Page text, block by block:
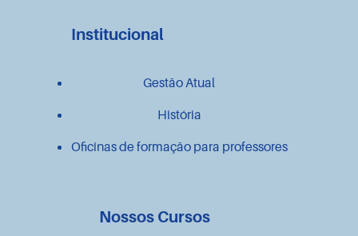
Institucional
Gestão Atual
História
Oficinas de formação para professores
Nossos Cursos